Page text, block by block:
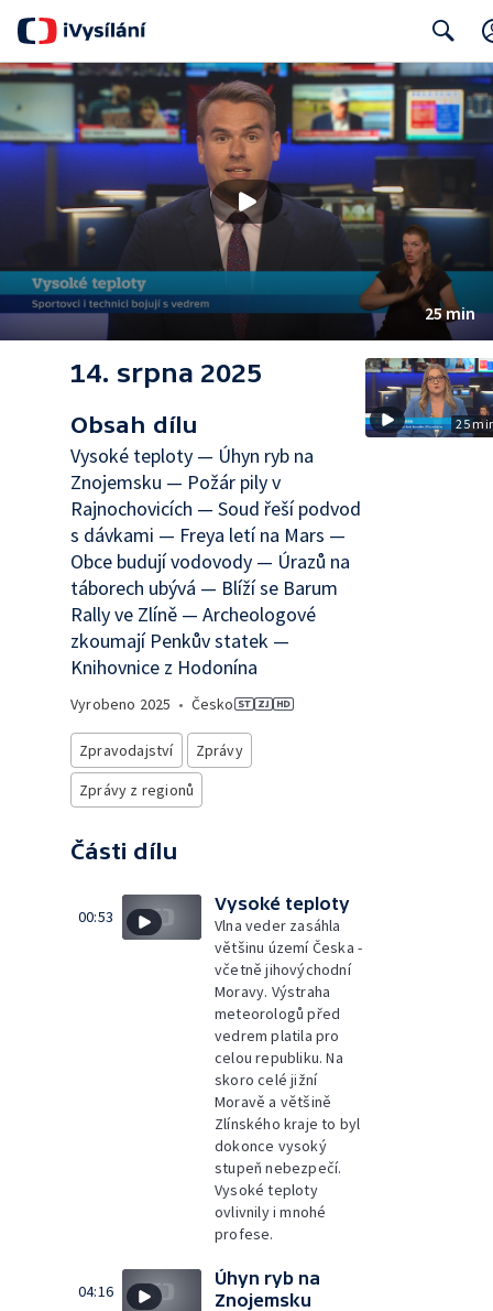
Search
25 min
14. srpna 2025
Obsah dílu
Vysoké teploty — Úhyn ryb na
Znojemsku — Požár pily v
Rajnochovicích — Soud řeší podvod
s dávkami — Freya letí na Mars —
Obce budují vodovody — Úrazů na
táborech ubývá — Blíží se Barum
Rally ve Zlíně — Archeologové
zkoumají Penkův statek —
Knihovnice z Hodonína
Vyrobeno 2025 • Česko
Zpravodajství
Zprávy
Zprávy z regionů
Části dílu
00:53
Vysoké teploty
Vlna veder zasáhla
většinu území Česka -
včetně jihovýchodní
Moravy. Výstraha
meteorologů před
vedrem platila pro
celou republiku. Na
skoro celé jižní
Moravě a většině
Zlínského kraje to byl
dokonce vysoký
stupeň nebezpečí.
Vysoké teploty
ovlivnily i mnohé
profese.
04:16
Úhyn ryb na
Znojemsku
25